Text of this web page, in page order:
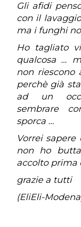
Gli afidi
con il
ma i funghi
Ho tagliato
qualcosa …
non
perchè già
ad un
sembrare
sporca …
Vorrei
non ho
accolto prima
grazie a tutti
(EliEli-